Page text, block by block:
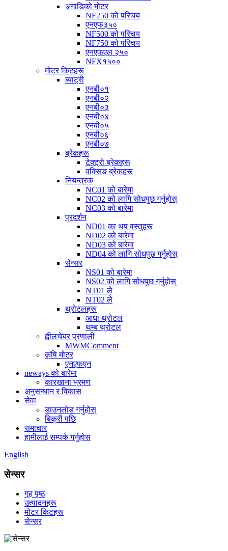
अगाडिको मोटर
NF250 को परिचय
एनएफ३५०
NF500 को परिचय
NF750 को परिचय
एनएफएल २५०
NFX१५००
मोटर किटहरू
ब्याट्री
एनबी०१
एनबी०२
एनबी०३
एनबी०४
एनबी०५
एनबी०६
एनबी०७
ब्रेकहरू
टेक्ट्रो ब्रेकहरू
वक्सिङ ब्रेकहरू
नियन्त्रक
NC01 को बारेमा
NC02 को लागि सोधपुछ गर्नुहोस्
NC03 को बारेमा
प्रदर्शन
ND01 का थप वस्तुहरू
ND02 को बारेमा
ND03 को बारेमा
ND04 को लागि सोधपुछ गर्नुहोस्
सेन्सर
NS01 को बारेमा
NS02 को लागि सोधपुछ गर्नुहोस्
NT01 ले
NT02 ले
थ्रोटलहरू
आधा थ्रोटल
थम्ब थ्रोटल
ह्वीलचेयर प्रणाली
MWMComment
कृषि मोटर
एनएफएन
neways को बारेमा
कारखाना भ्रमण
अनुसन्धान र विकास
सेवा
डाउनलोड गर्नुहोस्
बिक्री पछि
समाचार
हामीलाई सम्पर्क गर्नुहोस
English
सेन्सर
गृह पृष्ठ
उत्पादनहरू
मोटर किटहरू
सेन्सर